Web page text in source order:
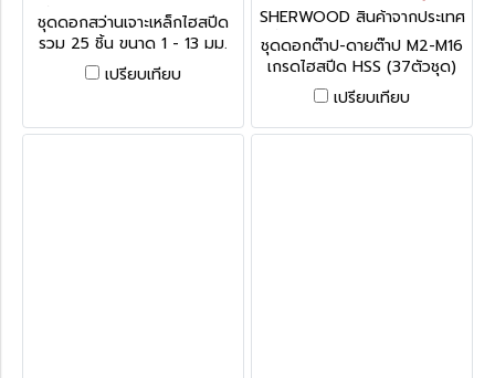
อังกฤษ SHR-025-8500K
ชุดดอกสว่านเจาะเหล็กไฮสปีด
รวม 25 ชิ้น ขนาด 1 - 13 มม.
HSS Jobber Drill Set, Bright
Finish - 25 pieces
เปรียบเทียบ
SHERWOOD สินค้าจากประเทศ
อังกฤษ SHR-086-9990K
ชุดดอกต๊าป-ดายต๊าป M2-M16
เกรดไฮสปีด HSS (37ตัวชุด)
Sherwood.M2-M16 37-PCE
HSS THREADING SET IN
CASE
เปรียบเทียบ